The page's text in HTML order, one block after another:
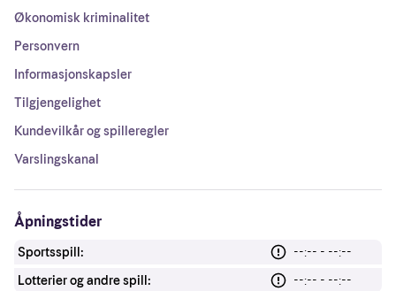
Økonomisk kriminalitet
Personvern
Informasjonskapsler
Tilgjengelighet
Kundevilkår og spilleregler
Varslingskanal
Åpningstider
Sportsspill:
--:-- - --:--
Lotterier og andre spill:
--:-- - --:--